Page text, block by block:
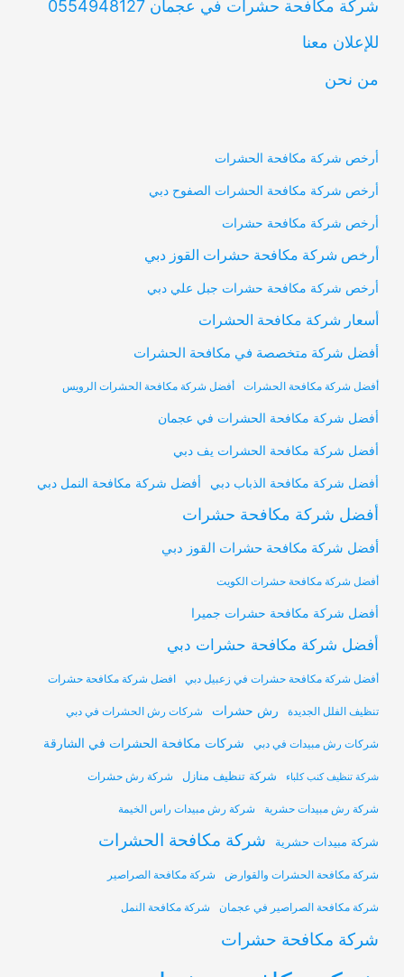
شركة مكافحة حشرات في عجمان 0554948127
للإعلان معنا
من نحن
أرخص شركة مكافحة الحشرات
أرخص شركة مكافحة الحشرات الصفوح دبي
أرخص شركة مكافحة حشرات
أرخص شركة مكافحة حشرات القوز دبي
أرخص شركة مكافحة حشرات جبل علي دبي
أسعار شركة مكافحة الحشرات
أفضل شركة متخصصة في مكافحة الحشرات
أفضل شركة مكافحة الحشرات أفضل شركة مكافحة الحشرات الرويس
أفضل شركة مكافحة الحشرات في عجمان
أفضل شركة مكافحة الحشرات يف دبي
أفضل شركة مكافحة الذباب دبي أفضل شركة مكافحة النمل دبي
أفضل شركة مكافحة حشرات
أفضل شركة مكافحة حشرات القوز دبي
أفضل شركة مكافحة حشرات الكويت
أفضل شركة مكافحة حشرات جميرا
أفضل شركة مكافحة حشرات دبي
أفضل شركة مكافحة حشرات في زعبيل دبي افضل شركة مكافحة حشرات
تنظيف الفلل الجديدة رش حشرات شركات رش الحشرات في دبي
شركات رش مبيدات في دبي شركات مكافحة الحشرات في الشارقة
شركة تنظيف كنب كلباء شركة تنظيف منازل شركة رش حشرات
شركة رش مبيدات حشرية شركة رش مبيدات راس الخيمة
شركة مبيدات حشرية شركة مكافحة الحشرات
شركة مكافحة الحشرات والقوارض شركة مكافحة الصراصير
شركة مكافحة الصراصير في عجمان شركة مكافحة النمل
شركة مكافحة حشرات